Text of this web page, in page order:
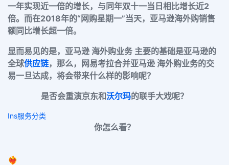
一年实现近一倍的增长，与同年双十一当日相比增长近2
倍。而在2018年的“网购星期一”当天，亚马逊海外购销售
额同比增长超一倍。
显而易见的是，亚马逊 海外购业务 主要的基础是亚马逊的
全球供应链，那么，网易考拉合并亚马逊 海外购业务的交
易一旦达成，将会带来什么样的影响呢？
是否会重演京东和沃尔玛的联手大戏呢？
Ins服务分类
你怎么看？
❤️‍🔥